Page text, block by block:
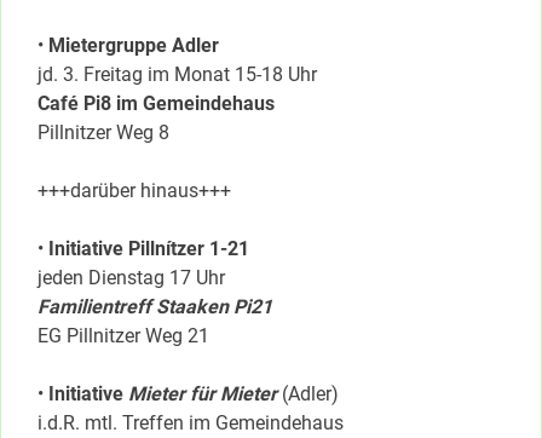
• Mietergruppe Adler
jd. 3. Freitag im Monat 15-18 Uhr
Café Pi8 im Gemeindehaus
Pillnitzer Weg 8
+++darüber hinaus+++
• Initiative Pillnítzer 1-21
jeden Dienstag 17 Uhr
Familientreff Staaken Pi21
EG Pillnitzer Weg 21
• Initiative Mieter für Mieter(Adler)
i.d.R. mtl. Treffen im Gemeindehaus